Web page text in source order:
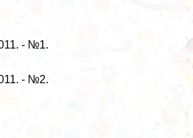
- №1.
- №2.